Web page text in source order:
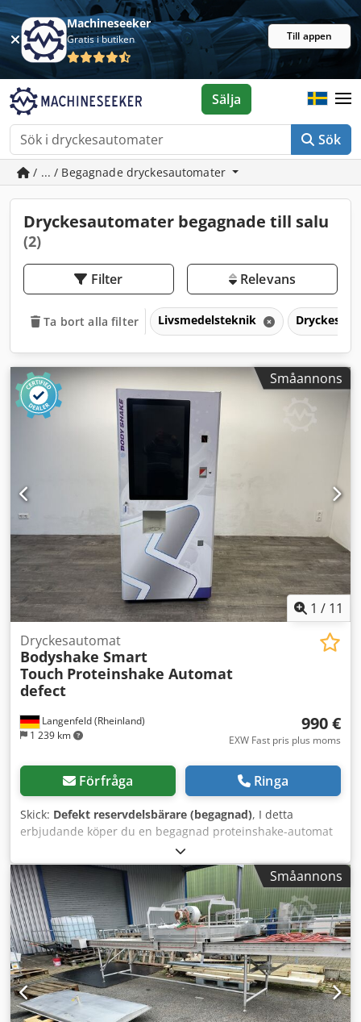
Machineseeker
Gratis i butiken Till appen
Sök
Sälja
/ ... / Begagnade dryckesautomater
Dryckesautomater begagnade till salu
(2)
Filter Relevans
Ta bort alla filter Livsmedelsteknik
Småannons
1 / 11
Langenfeld (Rheinland)
1 239 km
Dryckesautomat
Bodyshake Smart
Touch Proteinshake Automat
defect
990 €
EXW Fast pris plus moms
Förfråga Ringa
Skick: Defekt reservdelsbärare (begagnad), I detta
erbjudande köper du en begagnad proteinshake-automat
"BodyShake Smart Touch". Försäljningsobjekt: 1 x
BodyShake Smart Touch med följande utrustning: Dsdpfst
H D Icex Ambjck Betalningsmodul saknas Skick: Detta
erbjudande avser en begagnad enhet, vilket innebär att
spår av användning (mindre repor eller missfärgningar)
kan förekomma. Förpackning och frakt: Du är välkommen
att titta på enheten under våra öppettider. Vänligen boka
tid i förväg! Sjösäker förpackning och världsomspännande
leverans kan ordnas på förfrågan! För mer information är
du naturligtvis välkommen att kontakta oss personligen.
Småannons